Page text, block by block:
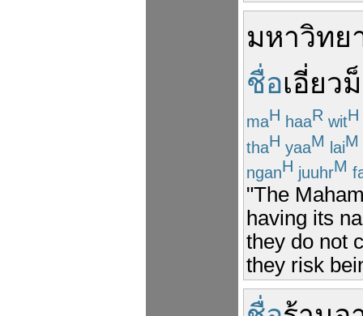
มหาวิทย
ชื่อเอี่ยว
maH haaR witH
thaH yaaM laiM
nganH juuhrM
"The
having its
they do not
they risk